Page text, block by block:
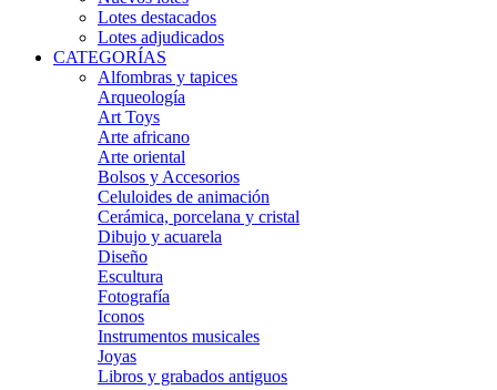
Lotes destacados
Lotes adjudicados
CATEGORÍAS
Alfombras y tapices
Arqueología
Art Toys
Arte africano
Arte oriental
Bolsos y Accesorios
Celuloides de animación
Cerámica, porcelana y cristal
Dibujo y acuarela
Diseño
Escultura
Fotografía
Iconos
Instrumentos musicales
Joyas
Libros y grabados antiguos